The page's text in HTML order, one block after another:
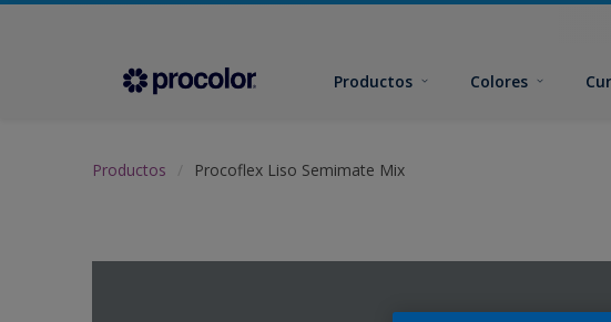
Productos Colores
Productos Procoflex Liso Semimate Mix